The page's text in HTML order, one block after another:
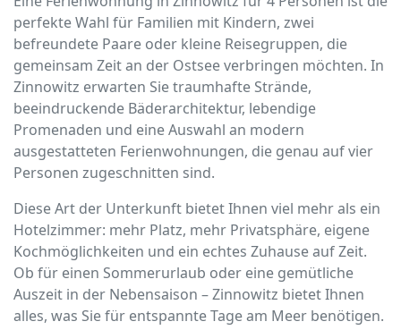
perfekte Wahl für Familien mit Kindern, zwei
befreundete Paare oder kleine Reisegruppen, die
gemeinsam Zeit an der Ostsee verbringen möchten. In
Zinnowitz erwarten Sie traumhafte Strände,
beeindruckende Bäderarchitektur, lebendige
Promenaden und eine Auswahl an modern
ausgestatteten Ferienwohnungen, die genau auf vier
Personen zugeschnitten sind.
Diese Art der Unterkunft bietet Ihnen viel mehr als ein
Hotelzimmer: mehr Platz, mehr Privatsphäre, eigene
Kochmöglichkeiten und ein echtes Zuhause auf Zeit.
Ob für einen Sommerurlaub oder eine gemütliche
Auszeit in der Nebensaison – Zinnowitz bietet Ihnen
alles, was Sie für entspannte Tage am Meer benötigen.